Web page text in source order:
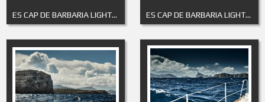
ES CAP DE BARBARIA LIGHTHOUSE 5 ES CAP DE BARBARIA LIGHTHOUSE 6